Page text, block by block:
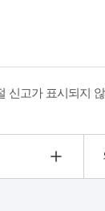
신고가 표시되지